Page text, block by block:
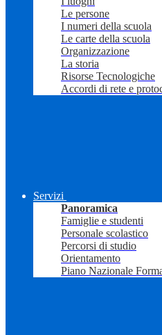
Le persone
I numeri della scuola
Le carte della scuola
Organizzazione
La storia
Risorse Tecnologiche
Accordi di rete e
Servizi
Panoramica
Famiglie e studenti
Personale scolastico
Percorsi di studio
Orientamento
Piano Nazionale